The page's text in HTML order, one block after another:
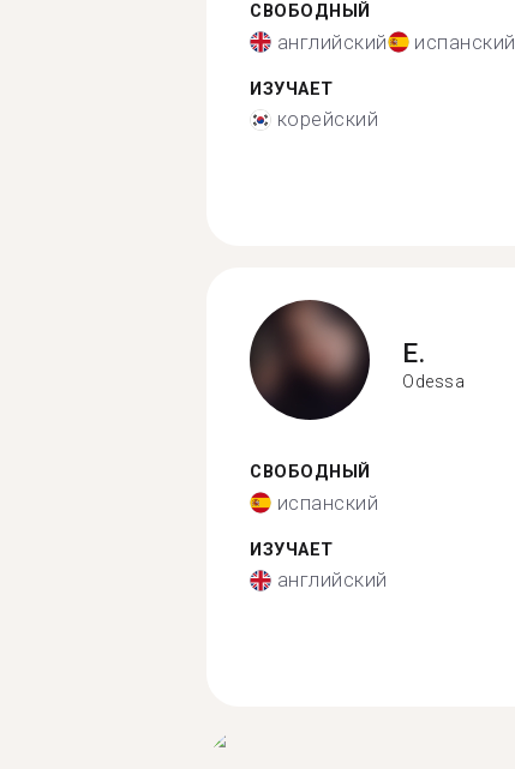
СВОБОДНЫЙ
английский испанский
ИЗУЧАЕТ
корейский
E.
Odessa
СВОБОДНЫЙ
испанский
ИЗУЧАЕТ
английский